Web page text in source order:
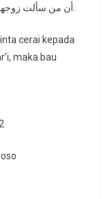
أن من سألت زوجها الطلاق من غير بأس فحرام عليها رائحة الجنة.
cerai kepada
maka bau